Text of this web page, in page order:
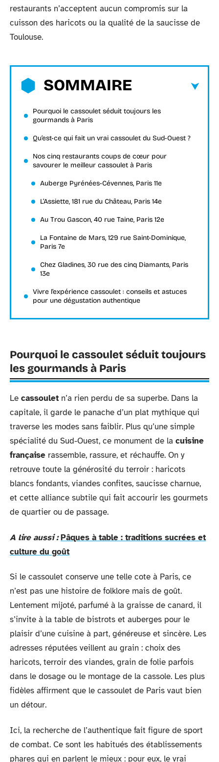
restaurants n’acceptent aucun compromis sur la
cuisson des haricots ou la qualité de la saucisse de
Toulouse.
SOMMAIRE
Pourquoi le cassoulet séduit toujours les
gourmands à Paris
Qu’est-ce qui fait un vrai cassoulet du Sud-Ouest ?
Nos cinq restaurants coups de cœur pour
savourer le meilleur cassoulet à Paris
Auberge Pyrénées-Cévennes, Paris 11e
L’Assiette, 181 rue du Château, Paris 14e
Au Trou Gascon, 40 rue Taine, Paris 12e
La Fontaine de Mars, 129 rue Saint-Dominique,
Paris 7e
Chez Gladines, 30 rue des cinq Diamants, Paris
13e
Vivre l’expérience cassoulet : conseils et astuces
pour une dégustation authentique
Pourquoi le cassoulet séduit toujours
les gourmands à Paris
Le cassoulet n’a rien perdu de sa superbe. Dans la
capitale, il garde le panache d’un plat mythique qui
traverse les modes sans faiblir. Plus qu’une simple
spécialité du Sud-Ouest, ce monument de la cuisine
française rassemble, rassure, et réchauffe. On y
retrouve toute la générosité du terroir : haricots
blancs fondants, viandes confites, saucisse charnue,
et cette alliance subtile qui fait accourir les gourmets
de quartier ou de passage.
A lire aussi : Pâques à table : traditions sucrées et
culture du goût
Si le cassoulet conserve une telle cote à Paris, ce
n’est pas une histoire de folklore mais de goût.
Lentement mijoté, parfumé à la graisse de canard, il
s’invite à la table de bistrots et auberges pour le
plaisir d’une cuisine à part, généreuse et sincère. Les
adresses réputées veillent au grain : choix des
haricots, terroir des viandes, grain de folie parfois
dans le dosage ou le montage de la cassole. Les plus
fidèles affirment que le cassoulet de Paris vaut bien
un détour.
Ici, la recherche de l’authentique fait figure de sport
de combat. Ce sont les habitués des établissements
phares qui en parlent le mieux : pour eux, le vrai